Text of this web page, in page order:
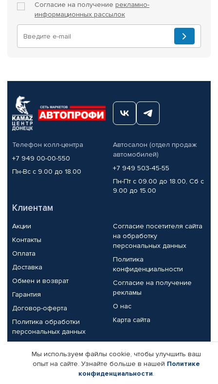
Согласие на получение рекламно-
информационных рассылок
Телефон колл-центра
+7 949 00-00-550
Пн-Вс с 9.00 до 18.00
Автосалон (отдел продаж
автомобилей)
+7 949 503-45-55
Пн-Пт с 09.00 до 18.00, Сб с
9.00 до 15.00
Клиентам
Акции
Контакты
Оплата
Доставка
Обмен и возврат
Гарантия
Договор-оферта
Политика обработки
персональных данных
Согласие посетителя сайта
на обработку
персональных данных
Политика
конфиденциальности
Согласие на получение
рекламы
О нас
Карта сайта
Партнерам
Корпоративным клиентам
Реквизиты компании
Мы используем файлы cookie, чтобы улучшить ваш
опыт на сайте. Узнайте больше в нашей Политике
конфиденциальности.